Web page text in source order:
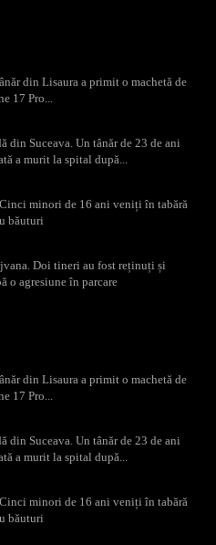
din Lisaura a primit o machetă de
17 Pro...
din Suceava. Un tânăr de 23 de ani
a murit la spital după...
minori de 16 ani veniți în tabără
băuturi
Doi tineri au fost reținuți și
o agresiune în parcare
din Lisaura a primit o machetă de
17 Pro...
din Suceava. Un tânăr de 23 de ani
a murit la spital după...
minori de 16 ani veniți în tabără
băuturi